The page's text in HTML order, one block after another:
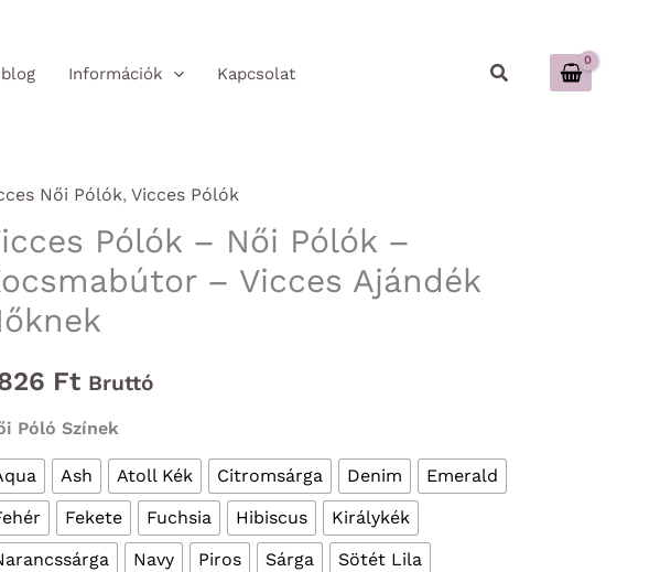
Információk Kapcsolat Keresés
Női Pólók, Vicces Pólók
Pólók – Női Pólók –
– Vicces Ajándék
Ft Bruttó
Póló Színek
Ash Atoll Kék Citromsárga Denim
Emerald
Fekete Fuchsia Hibiscus
Királykék
Navy Piros Sárga
Sötét Lila